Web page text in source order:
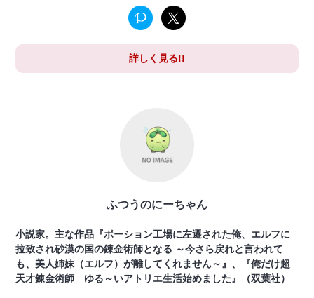
詳しく見る!!
ふつうのにーちゃん
小説家。主な作品『ポーション工場に左遷された俺、エルフに
拉致され砂漠の国の錬金術師となる ～今さら戻れと言われて
も、美人姉妹（エルフ）が離してくれません～』、『俺だけ超
天才錬金術師 ゆる～いアトリエ生活始めました』（双葉社）